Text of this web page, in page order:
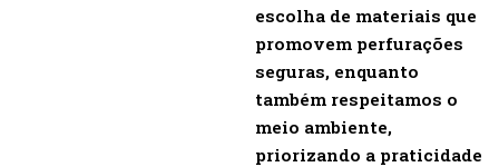
escolha de materiais que
promovem perfurações
seguras, enquanto
também respeitamos o
meio ambiente,
priorizando a praticidade